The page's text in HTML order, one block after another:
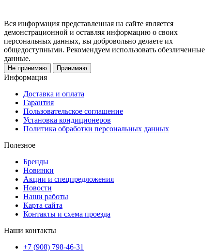
Вся информация представленная на сайте является
демонстрационной и оставляя информацию о своих
персональных данных, вы добровольно делаете их
общедоступными. Рекомендуем использовать обезличенные
данные.
Не принимаю Принимаю
Информация
Доставка и оплата
Гарантия
Пользовательское соглашение
Установка кондиционеров
Политика обработки персональных данных
Полезное
Бренды
Новинки
Акции и спецпредложения
Новости
Наши работы
Карта сайта
Контакты и схема проезда
Наши контакты
+7 (908) 798-46-31